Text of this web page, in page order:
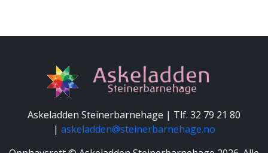
Askeladden Steinerbarnehage | Tlf. 32 79 21 80
| askeladden@steinerbarnehage.no